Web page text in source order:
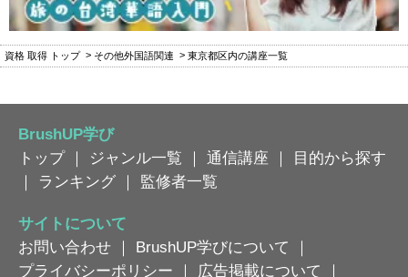
資格 取得 トップ その他外国語関連 東京都区内の講座一覧
BrushUP学び
トップ
ジャンル一覧 通信講座
目的から探す
ランキング 監修者一覧
サイトについて
お問い合わせ
BrushUP学びについて
プライバシーポリシー
広告掲載について